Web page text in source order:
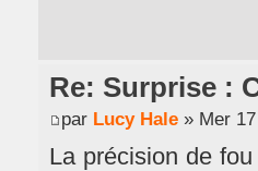
Re: Surprise :
par Lucy Hale » Mer
La précision de fou